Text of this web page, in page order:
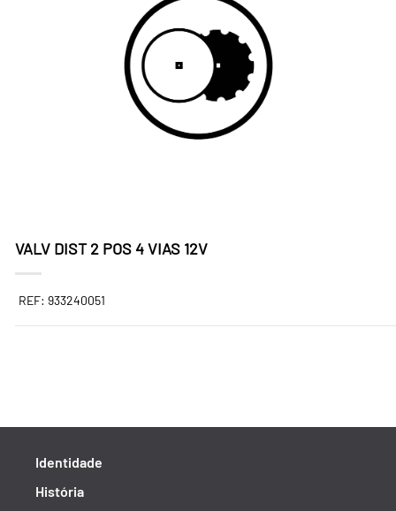
VALV DIST 2 POS 4 VIAS 12V
REF: 933240051
Identidade
História